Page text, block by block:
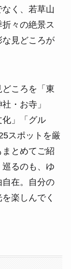
く、若草山
々の絶景ス
見どころが
ころを「東
・お寺」
化」「グル
スポットを厳
とめてご紹
るのも、ゆ
在。自分の
楽しんでく